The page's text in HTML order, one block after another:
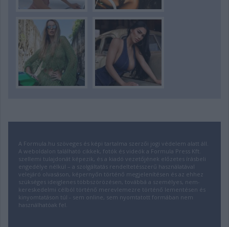
A Formula.hu szöveges és képi tartalma szerzői jogi védelem alatt áll.
A weboldalon található cikkek, fotók és videók a Formula Press Kft.
szellemi tulajdonát képezik, és a kiadó vezetőjének előzetes írásbeli
engedélye nélkül – a szolgáltatás rendeltetésszerű használatával
velejáró olvasáson, képernyőn történő megjelenítésen és az ehhez
szükséges ideiglenes többszörözésen, továbbá a személyes, nem-
kereskedelmi célból történő merevlemezre történő lementésen és
kinyomtatáson túl - sem online, sem nyomtatott formában nem
használhatóak fel.